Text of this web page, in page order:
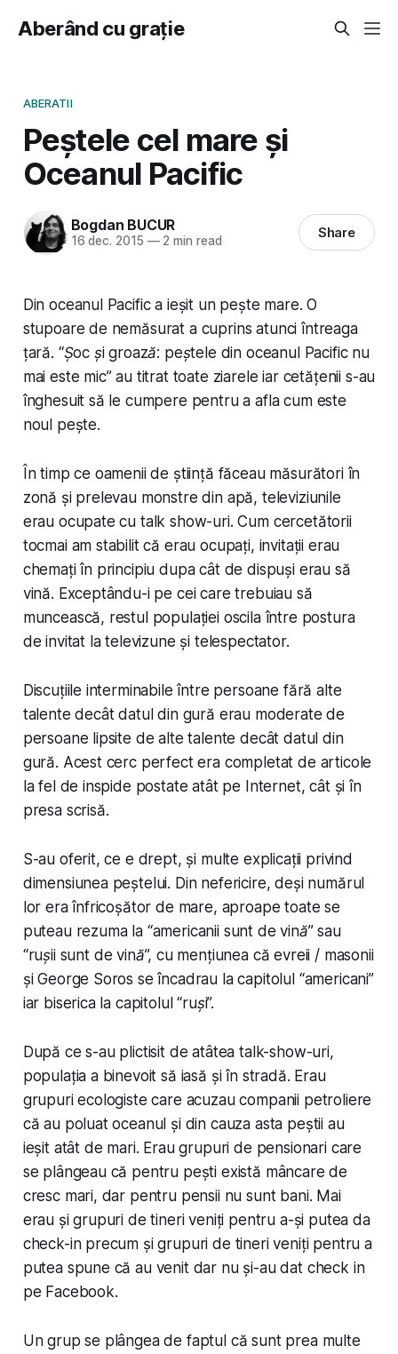
Aberând cu grație
ABERATII
Peștele cel mare și
Oceanul Pacific
Bogdan BUCUR
16 dec. 2015 —2 min read Share
Din oceanul Pacific a ieșit un pește mare. O
stupoare de nemăsurat a cuprins atunci întreaga
țară. “Șoc și groază: peștele din oceanul Pacific nu
mai este mic” au titrat toate ziarele iar cetățenii s-au
înghesuit să le cumpere pentru a afla cum este
noul pește.
În timp ce oamenii de știință făceau măsurători în
zonă și prelevau monstre din apă, televiziunile
erau ocupate cu talk show-uri. Cum cercetătorii
tocmai am stabilit că erau ocupați, invitații erau
chemați în principiu dupa cât de dispuși erau să
vină. Exceptându-i pe cei care trebuiau să
muncească, restul populației oscila între postura
de invitat la televizune și telespectator.
Discuțiile interminabile între persoane fără alte
talente decât datul din gură erau moderate de
persoane lipsite de alte talente decât datul din
gură. Acest cerc perfect era completat de articole
la fel de inspide postate atât pe Internet, cât și în
presa scrisă.
S-au oferit, ce e drept, și multe explicații privind
dimensiunea peștelui. Din nefericire, deși numărul
lor era înfricoșător de mare, aproape toate se
puteau rezuma la “americanii sunt de vină” sau
“rușii sunt de vină”, cu mențiunea că evreii / masonii
și George Soros se încadrau la capitolul “americani”
iar biserica la capitolul “ruși”.
După ce s-au plictisit de atâtea talk-show-uri,
populația a binevoit să iasă și în stradă. Erau
grupuri ecologiste care acuzau companii petroliere
că au poluat oceanul și din cauza asta peștii au
ieșit atât de mari. Erau grupuri de pensionari care
se plângeau că pentru pești există mâncare de
cresc mari, dar pentru pensii nu sunt bani. Mai
erau și grupuri de tineri veniți pentru a-și putea da
check-in precum și grupuri de tineri veniți pentru a
putea spune că au venit dar nu și-au dat check in
pe Facebook.
Un grup se plângea de faptul că sunt prea multe